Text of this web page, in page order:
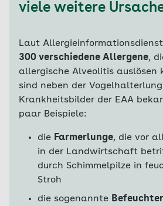
viele weitere
Laut
300 verschiedene Allergene,
allergische Alveolitis auslösen
sind neben der
Krankheitsbilder der EAA
paar Beispiele:
die Farmerlunge, die vor
in der Landwirtschaft
durch Schimmelpilze in
Stroh
die sogenannte